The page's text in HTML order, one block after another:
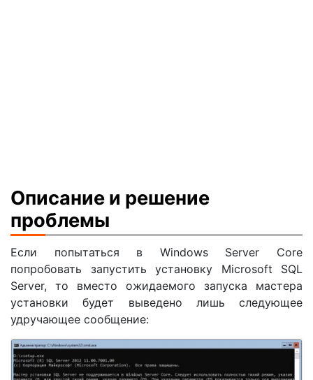
Описание и решение
проблемы
Если попытаться в Windows Server Core
попробовать запустить установку Microsoft SQL
Server, то вместо ожидаемого запуска мастера
установки будет выведено лишь следующее
удручающее сообщение: